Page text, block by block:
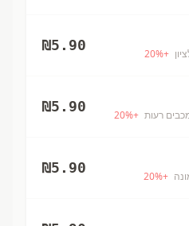
+
20%
₪5.90
מכבים רעות +
20%
₪5.90
+
20%
₪5.90